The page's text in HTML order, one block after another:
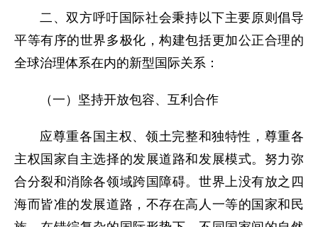
二、双方呼吁国际社会秉持以下主要原则倡导
平等有序的世界多极化，构建包括更加公正合理的
全球治理体系在内的新型国际关系：
（一）坚持开放包容、互利合作
应尊重各国主权、领土完整和独特性，尊重各
主权国家自主选择的发展道路和发展模式。努力弥
合分裂和消除各领域跨国障碍。世界上没有放之四
海而皆准的发展道路，不存在高人一等的国家和民